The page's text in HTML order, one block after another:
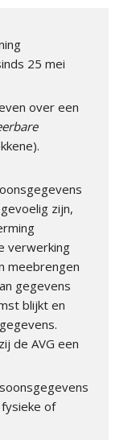
25 mei
over een
zijn,
verwerking
meebrengen
gegevens
blijkt en
de AVG een
of